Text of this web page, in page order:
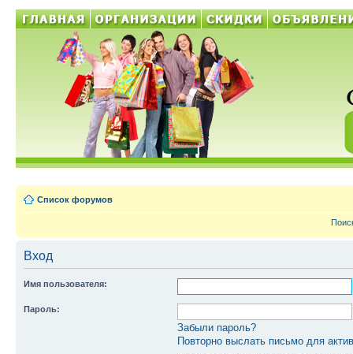
Список форумов
Вход
Имя пользователя:
Пароль:
Забыли пароль?
Повторно выслать письмо для